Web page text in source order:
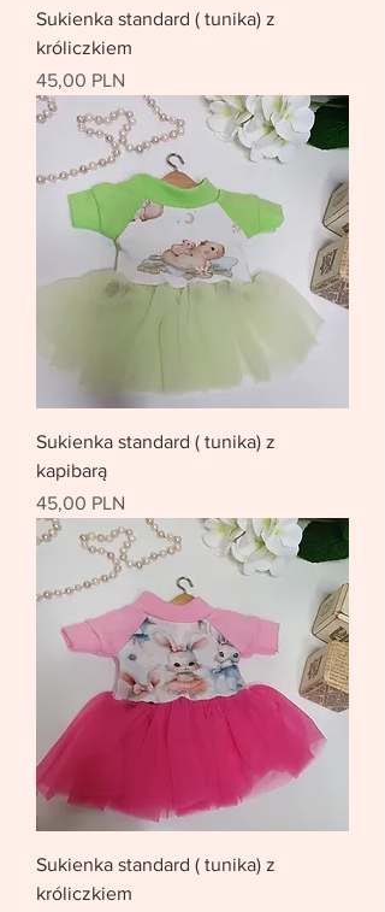
Sukienka standard ( tunika) z
króliczkiem
Цена
45,00 PLN
Sukienka standard ( tunika) z
kapibarą
Цена
45,00 PLN
Sukienka standard ( tunika) z
króliczkiem